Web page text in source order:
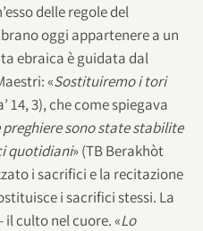
delle regole del
oggi appartenere a un
ebraica è guidata dal
«Sostituiremo i tori
14, 3), che come spiegava
preghiere sono state stabilite
quotidiani» (TB Berakhòt
i sacrifici e la recitazione
i sacrifici stessi. La
il culto nel cuore. «Lo